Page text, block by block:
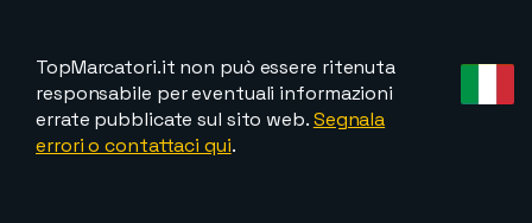
TopMarcatori.it non può essere ritenuta
responsabile per eventuali informazioni
errate pubblicate sul sito web.Segnala
errori o contattaci qui.